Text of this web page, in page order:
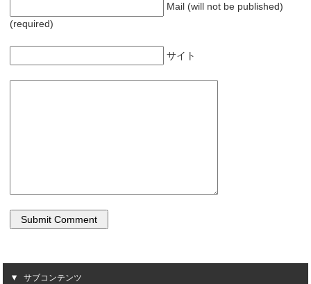
Mail (will not be published)
(required)
サイト
サブコンテンツ